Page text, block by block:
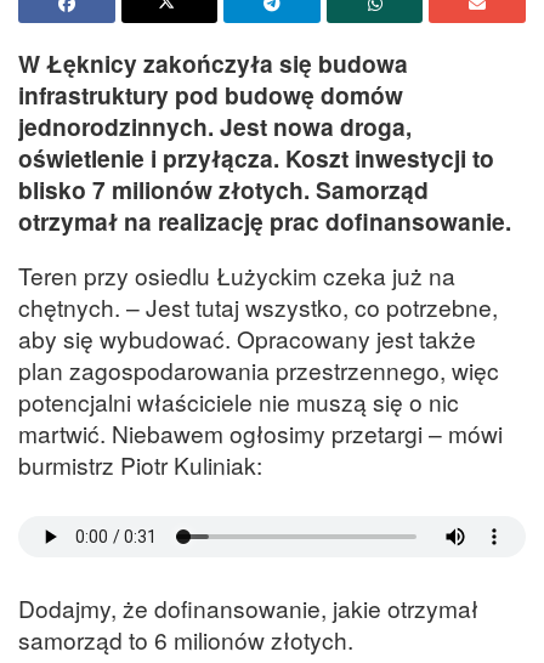
W Łęknicy zakończyła się budowa
infrastruktury pod budowę domów
jednorodzinnych. Jest nowa droga,
oświetlenie i przyłącza. Koszt inwestycji to
blisko 7 milionów złotych. Samorząd
otrzymał na realizację prac dofinansowanie.
Teren przy osiedlu Łużyckim czeka już na
chętnych. – Jest tutaj wszystko, co potrzebne,
aby się wybudować. Opracowany jest także
plan zagospodarowania przestrzennego, więc
potencjalni właściciele nie muszą się o nic
martwić. Niebawem ogłosimy przetargi – mówi
burmistrz Piotr Kuliniak:
Dodajmy, że dofinansowanie, jakie otrzymał
samorząd to 6 milionów złotych.